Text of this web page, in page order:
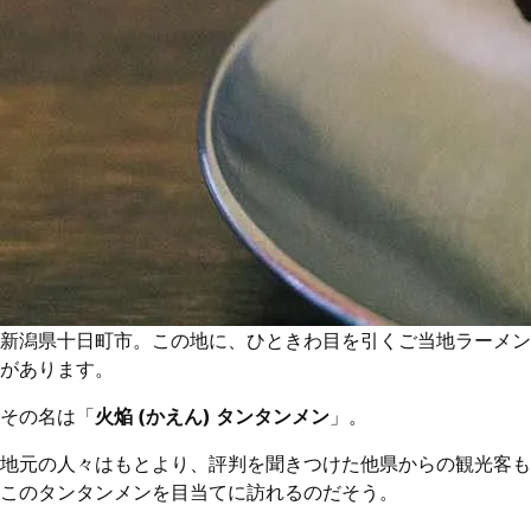
新潟県十日町市。この地に、ひときわ目を引くご当地ラーメン
があります。
その名は「火焔 (かえん) タンタンメン 」。
地元の人々はもとより、評判を聞きつけた他県からの観光客も
このタンタンメンを目当てに訪れるのだそう。